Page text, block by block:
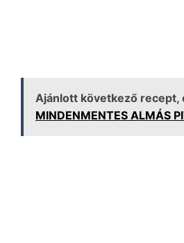
Ajánlott következő
MINDENMENTES ALMÁS